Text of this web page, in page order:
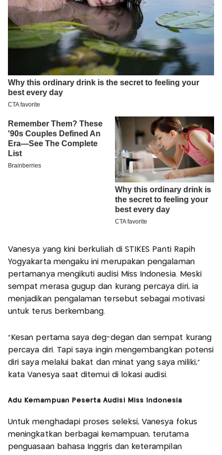
Vanesya yang kini berkuliah di STIKES Panti Rapih
Yogyakarta mengaku ini merupakan pengalaman
pertamanya mengikuti audisi Miss Indonesia. Meski
sempat merasa gugup dan kurang percaya diri, ia
menjadikan pengalaman tersebut sebagai motivasi
untuk terus berkembang.
“Kesan pertama saya deg-degan dan sempat kurang
percaya diri. Tapi saya ingin mengembangkan potensi
diri saya melalui bakat dan minat yang saya miliki,”
kata Vanesya saat ditemui di lokasi audisi.
Adu Kemampuan Peserta Audisi Miss Indonesia
Untuk menghadapi proses seleksi, Vanesya fokus
meningkatkan berbagai kemampuan, terutama
penguasaan bahasa Inggris dan keterampilan